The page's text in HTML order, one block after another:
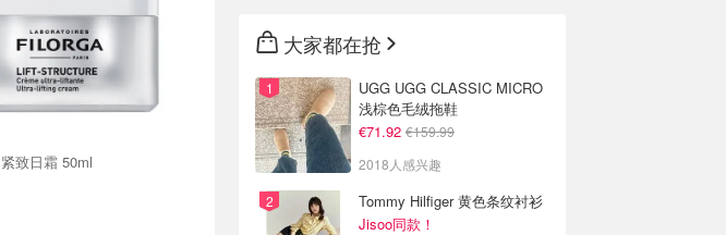
Filorga 紧致日霜 50ml
大家都在抢
UGG UGG CLASSIC MICRO
浅棕色毛绒拖鞋
€71.92 €159.99
2018人感兴趣
Tommy Hilfiger 黄色条纹衬衫
Jisoo同款！